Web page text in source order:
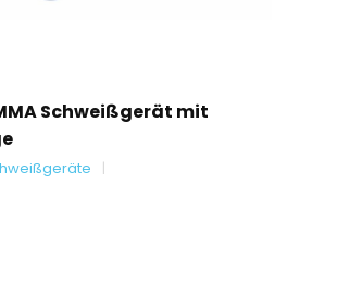
Schweißgerät mit